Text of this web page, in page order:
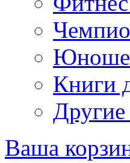
Книги
Ваша